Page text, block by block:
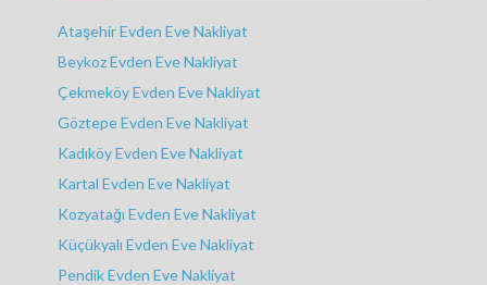
Ataşehir Evden Eve Nakliyat
Beykoz Evden Eve Nakliyat
Çekmeköy Evden Eve Nakliyat
Göztepe Evden Eve Nakliyat
Kadıköy Evden Eve Nakliyat
Kartal Evden Eve Nakliyat
Kozyatağı Evden Eve Nakliyat
Küçükyalı Evden Eve Nakliyat
Pendik Evden Eve Nakliyat